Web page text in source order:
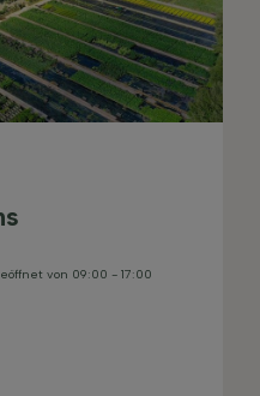
von 09:00 - 17:00